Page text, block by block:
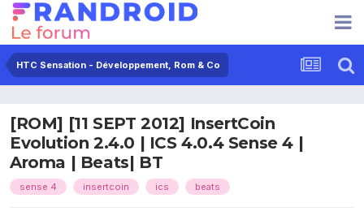
HTC Sensation - Développement, Rom & Co
[ROM] [11 SEPT 2012] InsertCoin
Evolution 2.4.0 | ICS 4.0.4 Sense 4 |
Aroma | Beats| BT
sense 4 insertcoin ics beats